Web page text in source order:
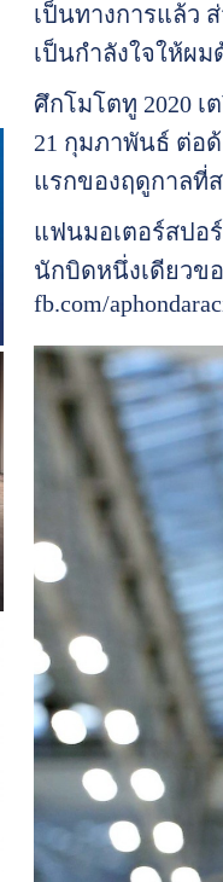
เป็นทางการแล้ว
เป็นกำลังใจให้ผ
ศึกโมโตทู 2020 เ
21 กุมภาพันธ์ ต่อ
แรกของฤดูกาลที่
แฟนมอเตอร์สปอ
นักบิดหนึ่งเดียวข
fb.com/